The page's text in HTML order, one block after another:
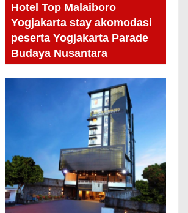
Hotel Top Malaiboro
Yogjakarta stay akomodasi
peserta Yogjakarta Parade
Budaya Nusantara